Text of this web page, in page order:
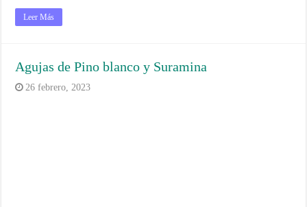
Leer Más
Agujas de Pino blanco y Suramina
26 febrero, 2023